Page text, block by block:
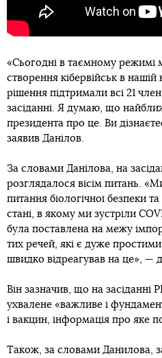
«Сьогодні в таємному режимі
створення кібервійськ в
рішення підтримали всі 21
засіданні. Я думаю, що
президента про це. Ви
заявив Данілов.
За словами Данілова, на
розглядалося вісім питань.
питання біологічної безпеки
стані, в якому ми зустріли
була поставлена на межу
тих речей, які є дуже
швидко відреагував на це», —
Він зазначив, що на
ухвалене «важливе і
і вакцин, інформація про яке
Також, за словами Данилова,